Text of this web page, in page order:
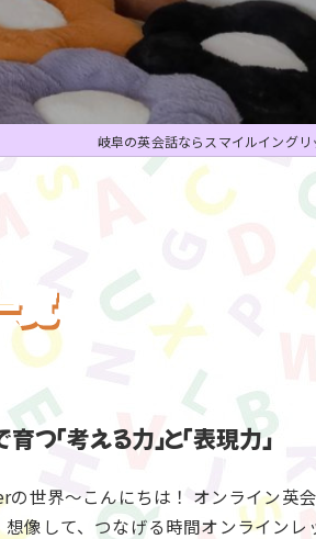
岐阜の英会話ならスマイルイングリ
覧
つ「考える力」と「表現力」
世界～こんにちは！ オンライン英
像して、つなげる時間オンラインレ